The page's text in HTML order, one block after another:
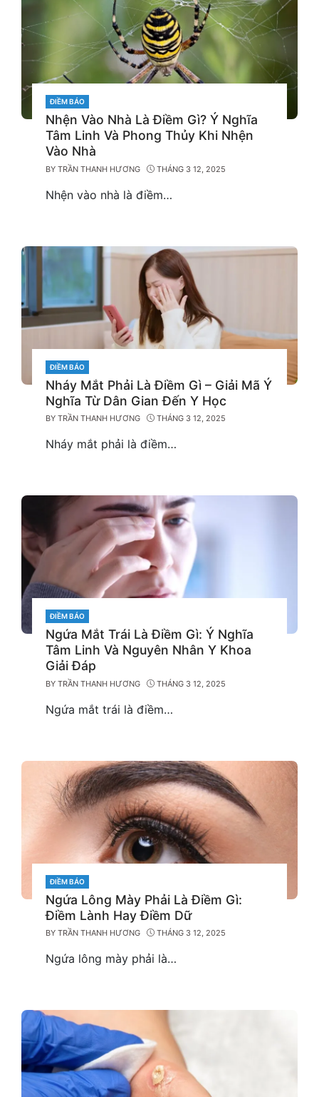
CATEGORIES
ĐIỀM BÁO
Nhện Vào Nhà Là Điềm Gì? Ý Nghĩa
Tâm Linh Và Phong Thủy Khi Nhện
Vào Nhà
BYTRẦN THANH HƯƠNG THÁNG 3 12, 2025
Nhện vào nhà là điềm…
CATEGORIES
ĐIỀM BÁO
Nháy Mắt Phải Là Điềm Gì – Giải Mã Ý
Nghĩa Từ Dân Gian Đến Y Học
BYTRẦN THANH HƯƠNG THÁNG 3 12, 2025
Nháy mắt phải là điềm…
CATEGORIES
ĐIỀM BÁO
Ngứa Mắt Trái Là Điềm Gì: Ý Nghĩa
Tâm Linh Và Nguyên Nhân Y Khoa
Giải Đáp
BYTRẦN THANH HƯƠNG THÁNG 3 12, 2025
Ngứa mắt trái là điềm…
CATEGORIES
ĐIỀM BÁO
Ngứa Lông Mày Phải Là Điềm Gì:
Điềm Lành Hay Điềm Dữ
BYTRẦN THANH HƯƠNG THÁNG 3 12, 2025
Ngứa lông mày phải là…